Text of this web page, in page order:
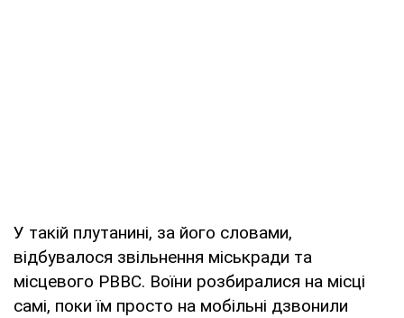
У такій плутанині, за його словами,
відбувалося звільнення міськради та
місцевого РВВС. Воїни розбиралися на місці
самі, поки їм просто на мобільні дзвонили